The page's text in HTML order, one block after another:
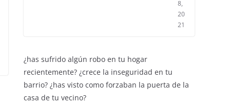
8,
20
21
¿has sufrido algún robo en tu hogar
recientemente? ¿crece la inseguridad en tu
barrio? ¿has visto como forzaban la puerta de la
casa de tu vecino?